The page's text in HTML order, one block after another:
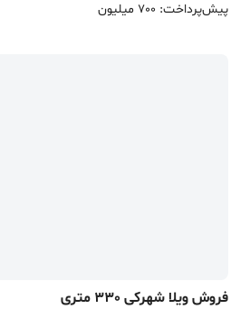
پیش‌پرداخت: 700 میلیون
فروش ویلا شهرکی 330 متری